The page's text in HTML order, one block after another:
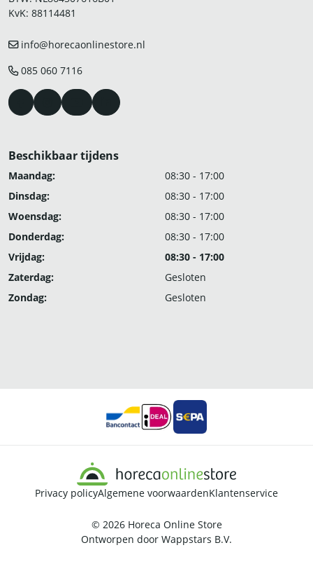
KvK: 88114481
info@horecaonlinestore.nl
085 060 7116
Beschikbaar tijdens
Maandag:
08:30 - 17:00
Dinsdag:
08:30 - 17:00
Woensdag:
08:30 - 17:00
Donderdag:
08:30 - 17:00
Vrijdag:
08:30 - 17:00
Zaterdag:
Gesloten
Zondag:
Gesloten
Privacy policyAlgemene voorwaardenKlantenservice
© 2026 Horeca Online Store
Ontworpen door Wappstars B.V.